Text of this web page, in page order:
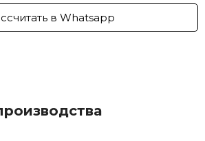
в Whatsapp